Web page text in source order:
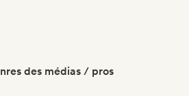
des médias / pros